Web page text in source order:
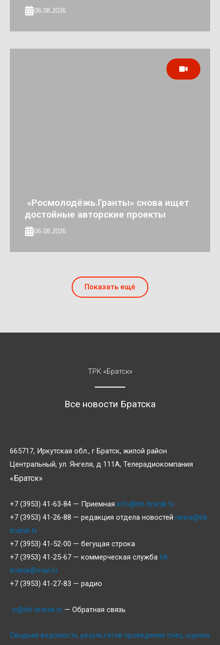
06.08.2026
«Росмолодёжь.Гранты» снова ищет
достойные авторские проекты
06.08.2026
Показать ещё
ТРК «Братск»
Все новости Братска
665717, Иркутская обл., г Братск, жилой район
Центральный, ул. Янгеля, д 111А, Телерадиокомпания
«Братск»
+7 (3953) 41-63-84 — Приемная info@trk-bratsk.tv
+7 (3953) 41-26-88 — редакция отдела новостей news@trk-
bratsk.tv
+7 (3953) 41-52-00 — бегущая строка
+7 (3953) 41-25-67 — коммерческая служба trk-
bratsk@mail.ru
+7 (3953) 41-27-83 — радио
tv@trk-bratsk.tv — Обратная связь
Сводная ведомость результатов проведения спец оценки